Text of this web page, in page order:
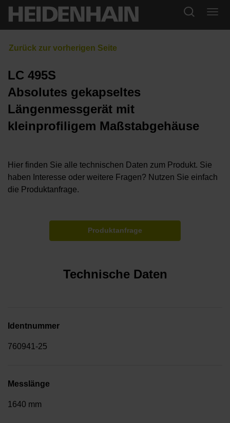
LC 495S
Absolutes gekapseltes
Längenmessgerät mit
kleinprofiligem Maßstabgehäuse
Hier finden Sie alle technischen Daten zum Produkt. Sie
haben Interesse oder weitere Fragen? Nutzen Sie einfach
die Produktanfrage.
Produktanfrage
Technische Daten
Identnummer
760941-25
Messlänge
1640 mm